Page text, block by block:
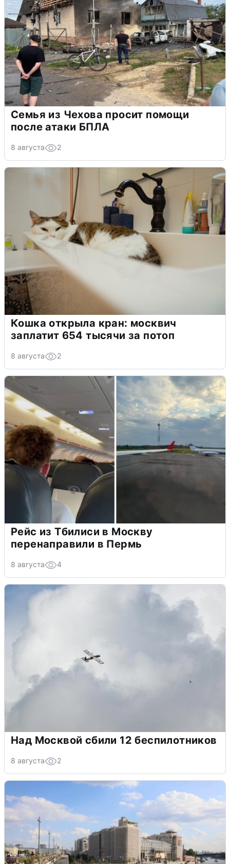
Семья из Чехова просит помощи
после атаки БПЛА
8 августа 2
Кошка открыла кран: москвич
заплатит 654 тысячи за потоп
8 августа 2
Рейс из Тбилиси в Москву
перенаправили в Пермь
8 августа 4
Над Москвой сбили 12 беспилотников
8 августа 2